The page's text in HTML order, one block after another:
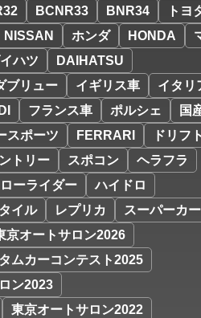
BCNR33 BNR34
トヨ
NISSAN ホンダ HONDA
ハツ
DAIHATSU
ブリュー イギリス車
イタリ
フランス車 ポルシェ
国
スポーツ FERRARI
ドリフ
トリー スポコン
ヘラフラ
ローライダー
ハイドロ
イル レプリカ
スーパーカー
京オートサロン2026
ムカーコンテスト2025
ン2023
東京オートサロン2022